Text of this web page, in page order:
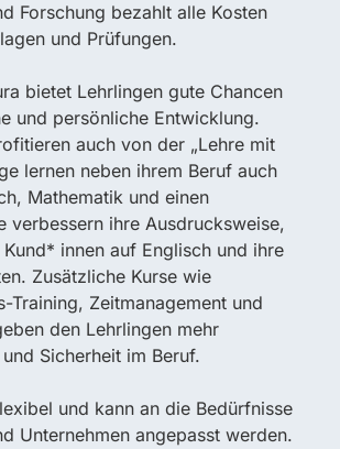
Forschung bezahlt alle Kosten
und Prüfungen.
bietet Lehrlingen gute Chancen
und persönliche Entwicklung.
auch von der „Lehre mit
lernen neben ihrem Beruf auch
Mathematik und einen
verbessern ihre Ausdrucksweise,
innen auf Englisch und ihre
Zusätzliche Kurse wie
Training, Zeitmanagement und
den Lehrlingen mehr
Sicherheit im Beruf.
und kann an die Bedürfnisse
Unternehmen angepasst werden.